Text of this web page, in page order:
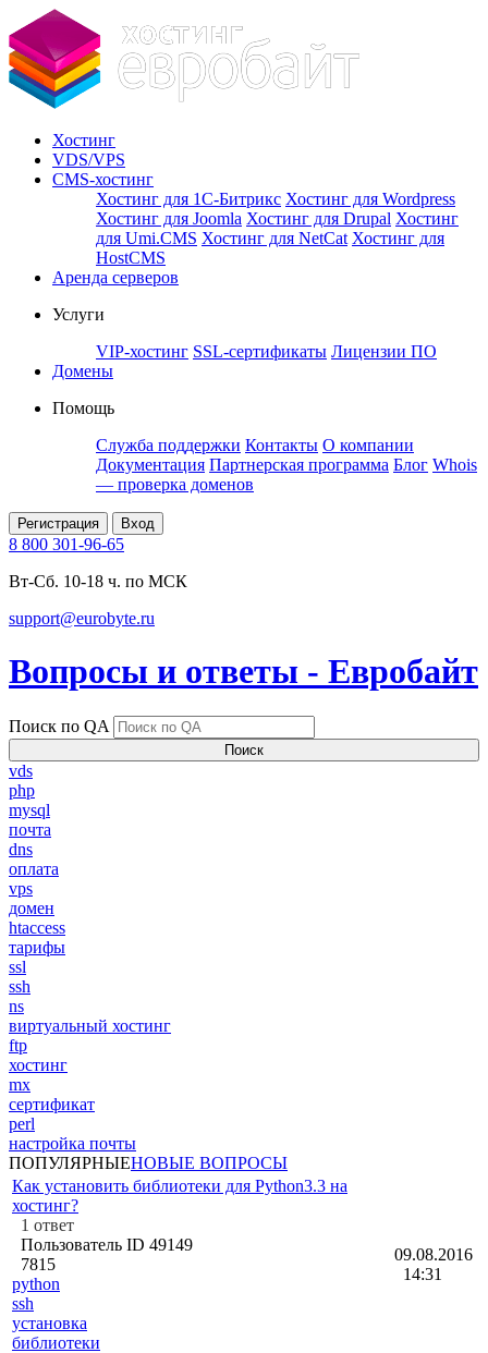
Хостинг
VDS/VPS
CMS-хостинг
Хостинг для 1С-Битрикс Хостинг для Wordpress
Хостинг для Joomla Хостинг для Drupal Хостинг
для Umi.CMS Хостинг для NetCat Хостинг для
HostCMS
Аренда серверов
Услуги
VIP-хостинг SSL-сертификаты Лицензии ПО
Домены
Помощь
Служба поддержки Контакты О компании
Документация Партнерская программа Блог Whois
— проверка доменов
Регистрация Вход
8 800 301-96-65
Вт-Сб. 10-18 ч. по МСК
support@eurobyte.ru
Вопросы и ответы - Евробайт
Поиск по QA
Поиск
vds
php
mysql
почта
dns
оплата
vps
домен
htaccess
тарифы
ssl
ssh
ns
виртуальный хостинг
ftp
хостинг
mx
сертификат
perl
настройка почты
ПОПУЛЯРНЫЕНОВЫЕ ВОПРОСЫ
Как установить библиотеки для Python3.3 на
хостинг?
1 ответ
Пользователь ID 49149
7815
python
ssh
установка
библиотеки
09.08.2016
14:31